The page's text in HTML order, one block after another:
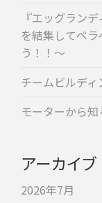
『エッグラン
を結集してペ
う！！〜
チームビルディ
モーターから知
アーカイブ
2026年7月